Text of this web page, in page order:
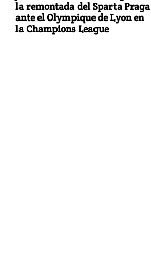
la remontada del Sparta Praga
ante el Olympique de Lyon en
la Champions League